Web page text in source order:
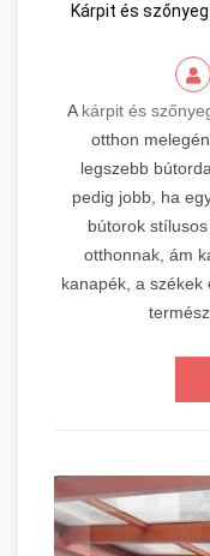
Kárpit és
A kárpit és
otthon
legszebb
pedig jobb, ha
bútorok
otthonnak, ám
kanapék, a